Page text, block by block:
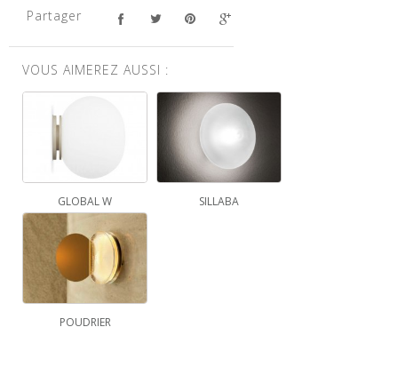
Partager
VOUS AIMEREZ AUSSI :
GLOBAL W SILLABA
POUDRIER